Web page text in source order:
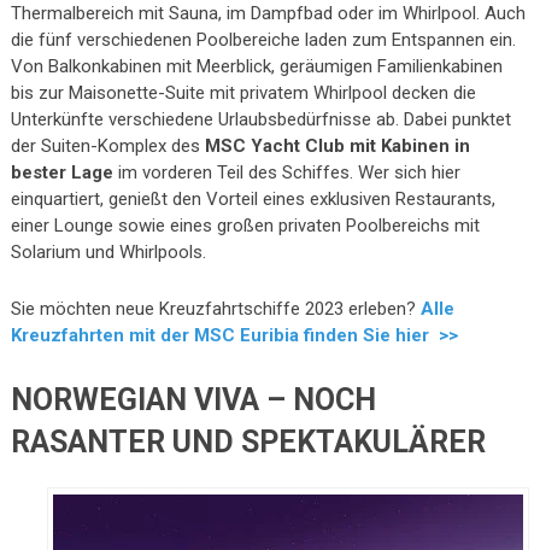
Thermalbereich mit Sauna, im Dampfbad oder im Whirlpool. Auch
die fünf verschiedenen Poolbereiche laden zum Entspannen ein.
Von Balkonkabinen mit Meerblick, geräumigen Familienkabinen
bis zur Maisonette-Suite mit privatem Whirlpool decken die
Unterkünfte verschiedene Urlaubsbedürfnisse ab. Dabei punktet
der Suiten-Komplex des MSC Yacht Club mit Kabinen in
bester Lage im vorderen Teil des Schiffes. Wer sich hier
einquartiert, genießt den Vorteil eines exklusiven Restaurants,
einer Lounge sowie eines großen privaten Poolbereichs mit
Solarium und Whirlpools.
Sie möchten neue Kreuzfahrtschiffe 2023 erleben? Alle
Kreuzfahrten mit der MSC Euribia finden Sie hier >>
NORWEGIAN VIVA – NOCH
RASANTER UND SPEKTAKULÄRER